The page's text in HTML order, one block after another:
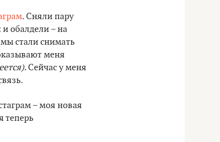
. Сняли пару
обалдели – на
стали снимать
меня
Сейчас у меня
– моя новая
теперь